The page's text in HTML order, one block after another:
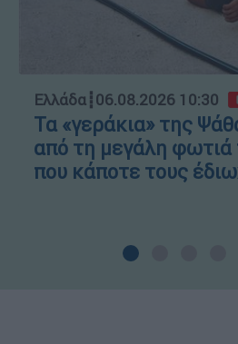
Ελλάδα┋06.08.2026 10:30
Τα «γεράκια» της
από τη μεγάλη φωτιά
που κάποτε τους